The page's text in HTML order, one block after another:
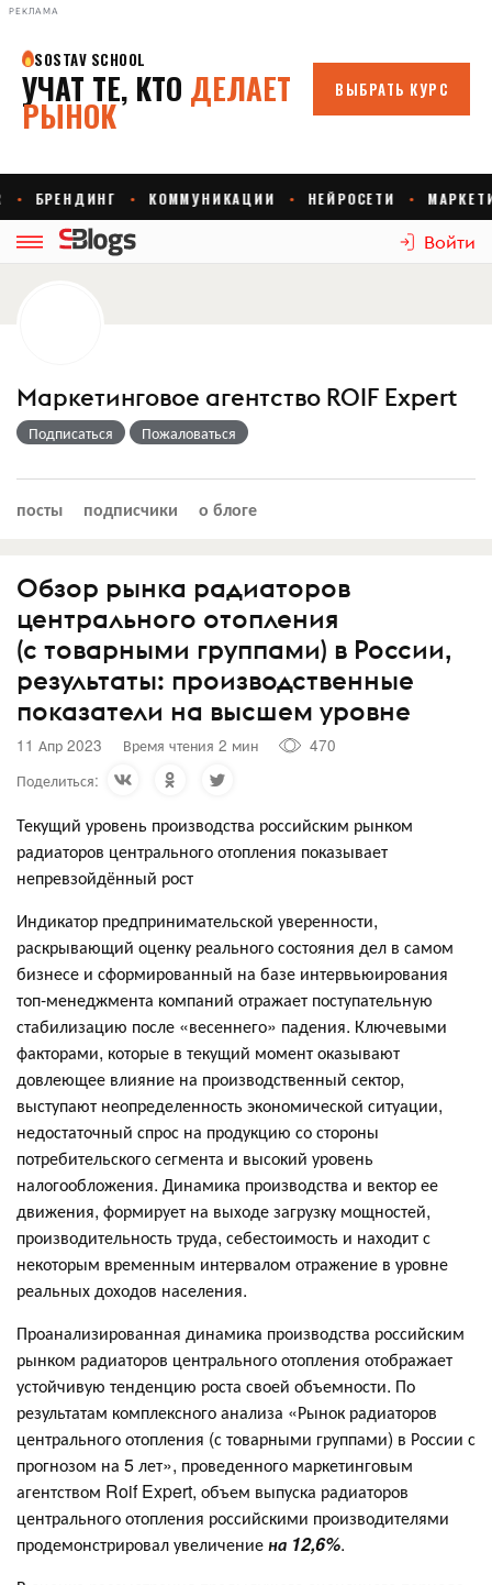
РЕКЛАМА
Войти
Маркетинговое агентство ROIF Expert
Подписаться Пожаловаться
посты подписчики о блоге
Обзор рынка радиаторов
центрального отопления
(с товарными группами) в России,
результаты: производственные
показатели на высшем уровне
11 Апр 2023 Время чтения 2 мин
470
Поделиться:
Текущий уровень производства российским рынком
радиаторов центрального отопления показывает
непревзойдённый рост
Индикатор предпринимательской уверенности,
раскрывающий оценку реального состояния дел в самом
бизнесе и сформированный на базе интервьюирования
топ-менеджмента компаний отражает поступательную
стабилизацию после «весеннего» падения. Ключевыми
факторами, которые в текущий момент оказывают
довлеющее влияние на производственный сектор,
выступают неопределенность экономической ситуации,
недостаточный спрос на продукцию со стороны
потребительского сегмента и высокий уровень
налогообложения. Динамика производства и вектор ее
движения, формирует на выходе загрузку мощностей,
производительность труда, себестоимость и находит с
некоторым временным интервалом отражение в уровне
реальных доходов населения.
Проанализированная динамика производства российским
рынком радиаторов центрального отопления отображает
устойчивую тенденцию роста своей объемности. По
результатам комплексного анализа «Рынок радиаторов
центрального отопления (с товарными группами) в России с
прогнозом на 5 лет», проведенного маркетинговым
агентством Roif Expert, объем выпуска радиаторов
центрального отопления российскими производителями
продемонстрировал увеличение на 12,6%.